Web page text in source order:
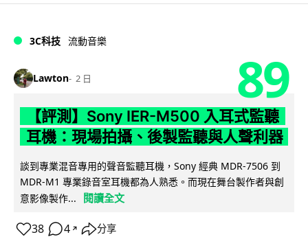
3C科技 流動音樂
Lawton 2 日 89
【評測】Sony IER-M500 入耳式監聽
耳機：現場拍攝、後製監聽與人聲利器
談到專業混音專用的聲音監聽耳機，Sony 經典 MDR-7506 到
MDR-M1 專業錄音室耳機都為人熟悉。而現在舞台製作者與創
意影像製作...
閱讀全文
38 4 ↗ 分享